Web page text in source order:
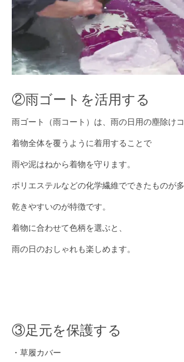
②雨ゴートを活用する
雨ゴート（雨コート）は、雨の日用の塵除けコ
着物全体を覆うように着用することで
雨や泥はねから着物を守ります。
ポリエステルなどの化学繊維でできたものが多
乾きやすいのが特徴です。
着物に合わせて色柄を選ぶと、
雨の日のおしゃれも楽しめます。
③足元を保護する
・草履カバー